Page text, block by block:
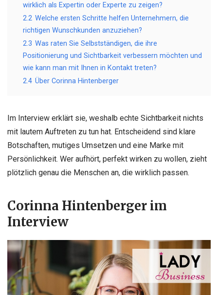
wirklich als Expertin oder Experte zu zeigen?
2.2 Welche ersten Schritte helfen Unternehmern, die
richtigen Wunschkunden anzuziehen?
2.3 Was raten Sie Selbstständigen, die ihre
Positionierung und Sichtbarkeit verbessern möchten und
wie kann man mit Ihnen in Kontakt treten?
2.4 Über Corinna Hintenberger
Im Interview erklärt sie, weshalb echte Sichtbarkeit nichts
mit lautem Auftreten zu tun hat. Entscheidend sind klare
Botschaften, mutiges Umsetzen und eine Marke mit
Persönlichkeit. Wer aufhört, perfekt wirken zu wollen, zieht
plötzlich genau die Menschen an, die wirklich passen.
Corinna Hintenberger im
Interview